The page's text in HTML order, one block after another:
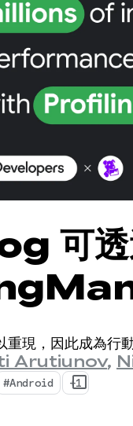
可透
洞察
現，因此成為行
Arutiunov,
#Android +1